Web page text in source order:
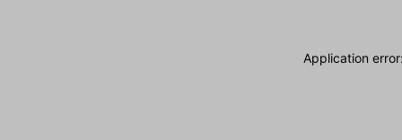
Application